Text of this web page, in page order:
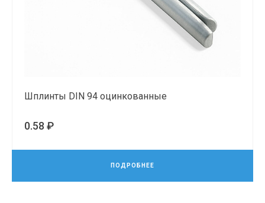
Шплинты DIN 94 оцинкованные
0.58 ₽
ПОДРОБНЕЕ